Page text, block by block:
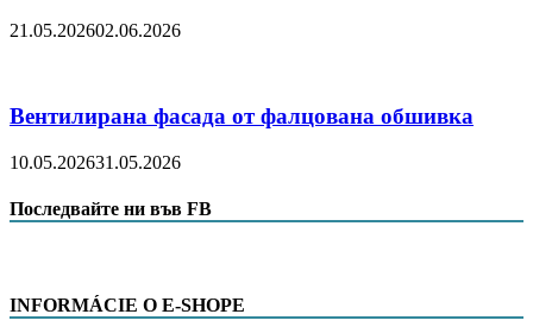
21.05.202602.06.2026
Вентилирана фасада от фалцована обшивка
10.05.202631.05.2026
Последвайте ни във FB
INFORMÁCIE O E-SHOPE